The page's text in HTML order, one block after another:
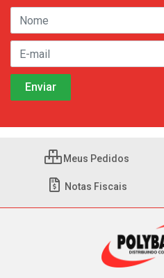
Meus Pedidos
Notas Fiscais